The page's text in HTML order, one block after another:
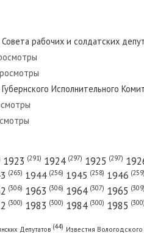
рабочих и солдатских
Исполнительного
1923 (291) 1924 (297) 1925 (297)
(265) 1944 (256) 1945 (258) 1946 (259)
(306) 1963 (306) 1964 (307) 1965 (309)
(300) 1983 (300) 1984 (300) 1985 (300)
Депутатов (44) Известия